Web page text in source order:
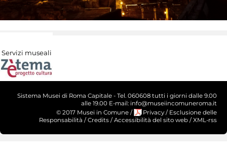
Servizi museali
Sistema Musei di Roma Capitale - Tel. 060608 tutti i giorni dalle 9.00
alle 19.00 E-mail: info@museiincomuneroma.it
© 2017 Musei in Comune / Privacy / Esclusione delle
Responsabilità / Credits / Accessibilità del sito web / XML-rss